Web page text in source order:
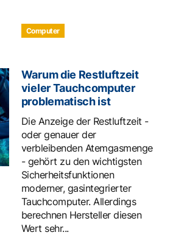
Computer
Warum die Restluftzeit
vieler Tauchcomputer
problematisch ist
Die Anzeige der Restluftzeit -
oder genauer der
verbleibenden Atemgasmenge
- gehört zu den wichtigsten
Sicherheitsfunktionen
moderner, gasintegrierter
Tauchcomputer. Allerdings
berechnen Hersteller diesen
Wert sehr...